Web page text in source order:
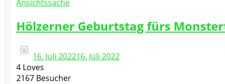
Ansichtssache
Hölzerner Geburtstag fürs
16. Juli 202216. Juli 2022
4 Loves
2167 Besucher